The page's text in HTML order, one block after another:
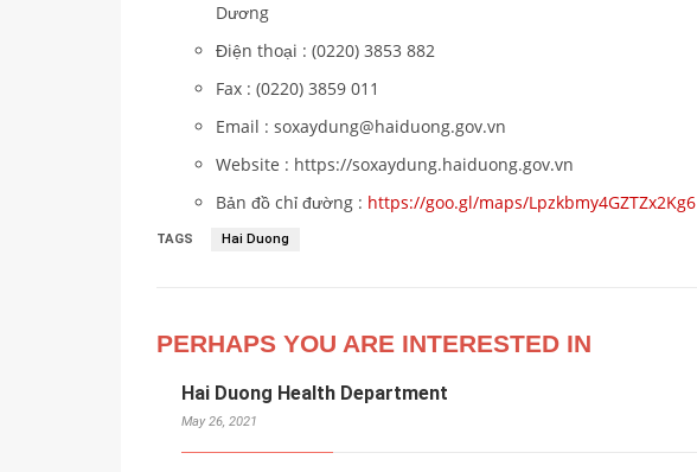
Dương
Điện thoại : (0220) 3853 882
Fax : (0220) 3859 011
Email : soxaydung@haiduong.gov.vn
Website : https://soxaydung.haiduong.gov.vn
Bản đồ chỉ đường : https://goo.gl/maps/Lpzkbmy4GZTZx2Kg6
TAGS Hai Duong
PERHAPS YOU ARE INTERESTED IN
Hai Duong Health Department
May 26, 2021